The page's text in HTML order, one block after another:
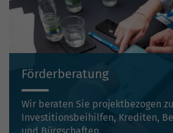
Förderberatung
Wir beraten Sie projektbezogen zu
Investitionsbeihilfen, Krediten,